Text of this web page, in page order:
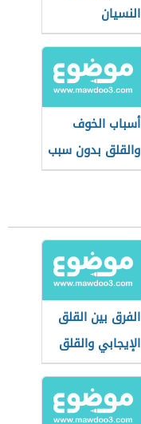
النسيان
أسباب الخوف
والقلق بدون سبب
الفرق بين القلق
الإيجابي والقلق
السلبي